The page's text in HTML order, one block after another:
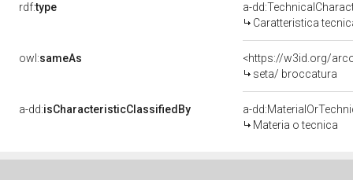
rdf:type
a-
Caratteristica
owl:sameAs
<https://w3id.org/
seta/ broccatura
a-dd:isCharacteristicClassifiedBy
a-
Materia o tecnica